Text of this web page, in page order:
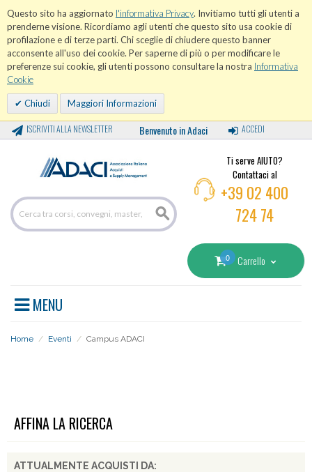
Questo sito ha aggiornato l'informativa Privacy. Invitiamo tutti gli utenti a
prenderne visione. Ricordiamo agli utenti che questo sito usa cookie di
profilazione e di terze parti. Chi sceglie di chiudere questo banner
acconsente all'uso dei cookie. Per saperne di più o per modificare le
preferenze sui cookie, gli utenti possono consultare la nostra Informativa
Cookie
Chiudi Maggiori Informazioni
ISCRIVITI ALLA NEWSLETTER Benvenuto in Adaci ACCEDI
Ti serve AIUTO?
Contattaci al
+39 02 400
724 74
0 Carrello
MENU
Home / Eventi / Campus ADACI
AFFINA LA RICERCA
ATTUALMENTE ACQUISTI DA: